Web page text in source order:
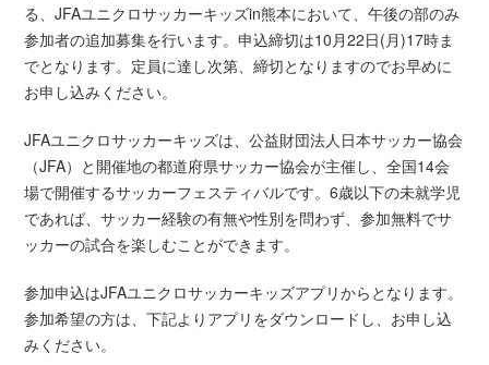
る、JFAユニクロサッカーキッズin熊本において、午後の部のみ
参加者の追加募集を行います。申込締切は10月22日(月)17時ま
でとなります。定員に達し次第、締切となりますのでお早めに
お申し込みください。
JFAユニクロサッカーキッズは、公益財団法人日本サッカー協会
（JFA）と開催地の都道府県サッカー協会が主催し、全国14会
場で開催するサッカーフェスティバルです。6歳以下の未就学児
であれば、サッカー経験の有無や性別を問わず、参加無料でサ
ッカーの試合を楽しむことができます。
参加申込はJFAユニクロサッカーキッズアプリからとなります。
参加希望の方は、下記よりアプリをダウンロードし、お申し込
みください。